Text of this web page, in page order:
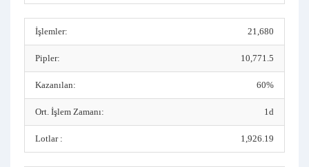
İşlemler: 21,680
Pipler: 10,771.5
Kazanılan: 60%
Ort. İşlem Zamanı: 1d
Lotlar : 1,926.19